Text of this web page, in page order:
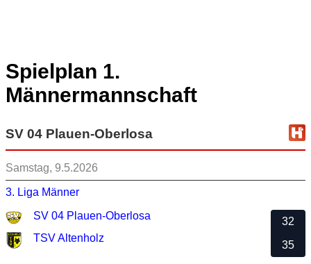
Spielplan 1.
Männermannschaft
SV 04 Plauen-Oberlosa
Samstag, 9.5.2026
3. Liga Männer
SV 04 Plauen-Oberlosa
TSV Altenholz
32
35